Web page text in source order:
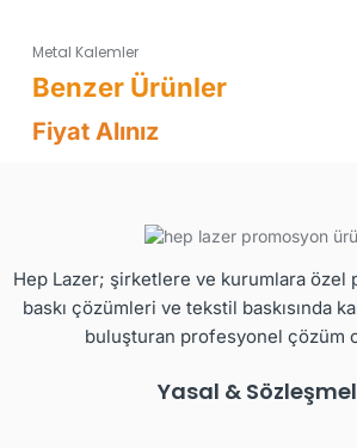
Metal Kalemler
Fiyat Alınız
Hep Lazer; şirketlere ve kurumlara özel
baskı çözümleri ve tekstil baskısında
buluşturan profesyonel çözüm
Yasal &